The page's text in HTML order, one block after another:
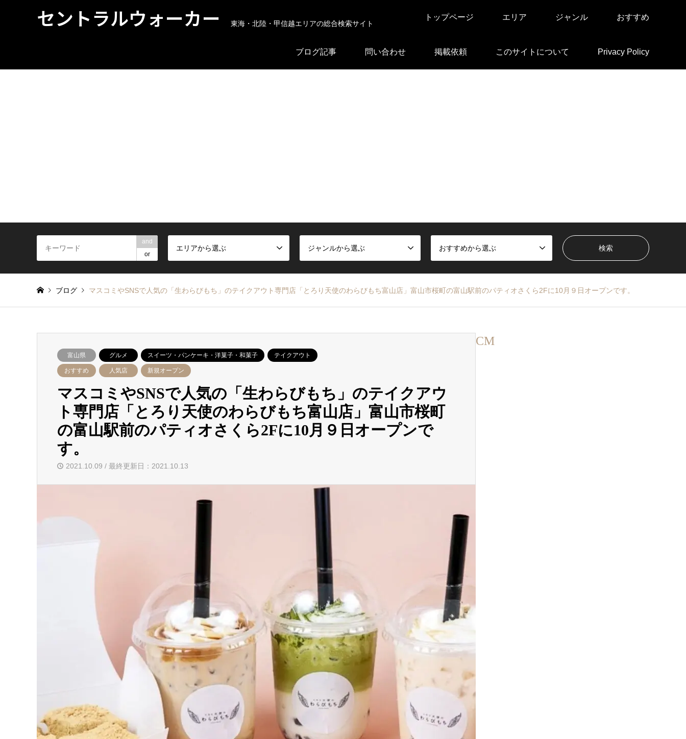
セントラルウォーカー 東海・北陸・甲信越エリアの総合検索サイト
トップページ エリア ジャンル おすすめ
ブログ記事 問い合わせ 掲載依頼 このサイトについて Privacy Policy
and
or
エリアから選ぶ ジャンルから選ぶ おすすめから選ぶ
ブログ マスコミやSNSで人気の「生わらびもち」のテイクアウト専門店「とろり天使のわらびもち富山店」富山市桜町の富山駅前のパティオさくら2Fに10月９日オープンです。
富山県 グルメ スイーツ・パンケーキ・洋菓子・和菓子 テイクアウト
おすすめ 人気店 新規オープン
マスコミやSNSで人気の「生わらびもち」のテイクアウ
ト専門店「とろり天使のわらびもち富山店」富山市桜町
の富山駅前のパティオさくら2Fに10月９日オープンで
す。
2021.10.09 / 最終更新日：2021.10.13
CM